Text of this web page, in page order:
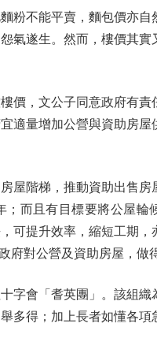
不能平賣，麵包價亦自
氣遂生。然而，樓價其實
，文公子同意政府有責
適量增加公營與資助房屋
階梯，推動資助出售房
而且有目標要將公屋輪
可提升效率，縮短工期，
對公營及資助房屋，做
會「耆英團」。該組織
多得；加上長者如懂各項